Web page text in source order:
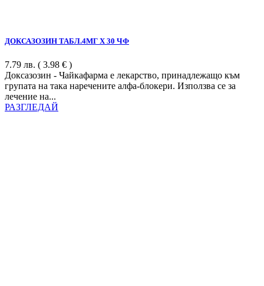
ДОКСАЗОЗИН ТАБЛ.4МГ Х 30 ЧФ
7.79 лв. ( 3.98 € )
Доксазозин - Чайкафарма е лекарство, принадлежащо към
групата на така наречените алфа-блокери. Използва се за
лечение на...
РАЗГЛЕДАЙ